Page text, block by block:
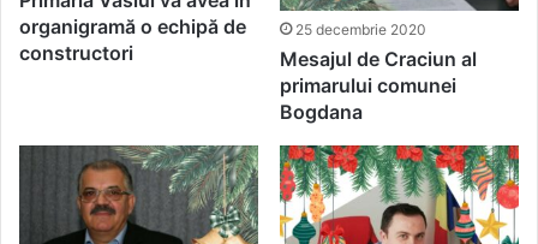
organigramă o echipă de
constructori
25 decembrie 2020
Mesajul de Craciun al
primarului comunei
Bogdana